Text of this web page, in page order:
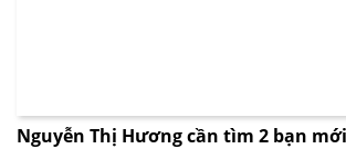
Nguyễn Thị Hương cần tìm 2 bạn mới